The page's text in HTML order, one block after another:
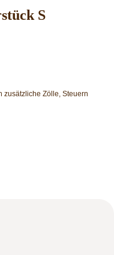
S
zusätzliche Zölle, Steuern